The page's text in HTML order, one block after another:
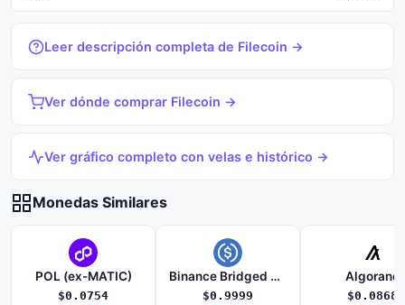
Leer descripción completa de Filecoin →
Ver dónde comprar Filecoin →
Ver gráfico completo con velas e histórico →
Monedas Similares
POL (ex-MATIC)
$0.0754
Binance Bridged USDC (BNB Smart Chain)
$0.9999
Algorand
$0.0868